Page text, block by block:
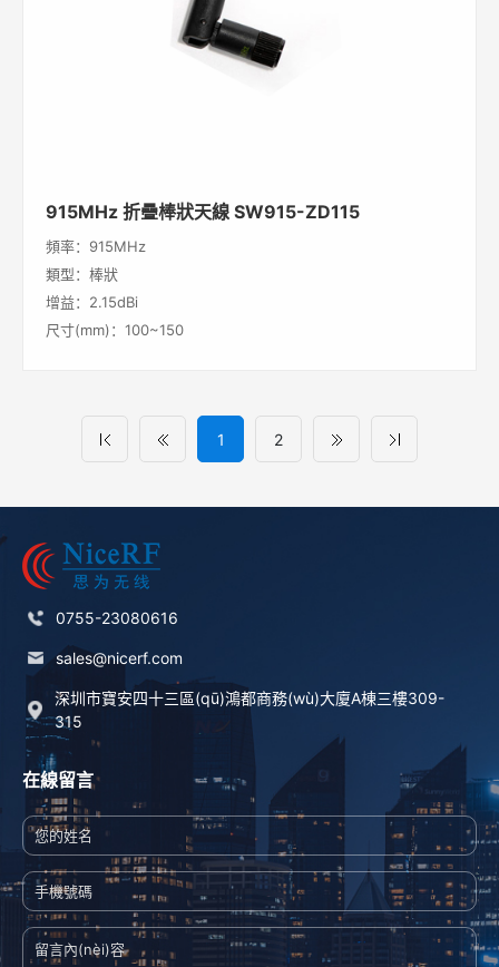
915MHz 折疊棒狀天線 SW915-ZD115
頻率：915MHz
類型：棒狀
增益：2.15dBi
尺寸(mm)：100~150
1 2
0755-23080616
sales@nicerf.com
深圳市寶安四十三區(qū)鴻都商務(wù)大廈A棟三樓309-
315
在線留言